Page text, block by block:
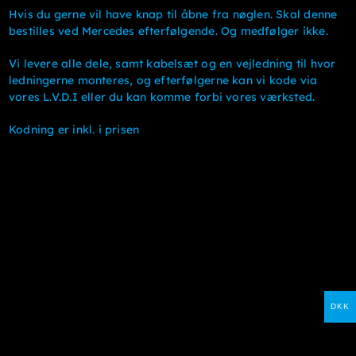
Hvis du gerne vil have knap til åbne fra nøglen. Skal denne
bestilles ved Mercedes efterfølgende. Og medfølger ikke.
Vi levere alle dele, samt kabelsæt og en vejledning til hvor
ledningerne monteres, og efterfølgerne kan vi kode via
vores L.V.D.I eller du kan komme forbi vores værksted.
Kodning er inkl. i prisen
DKK